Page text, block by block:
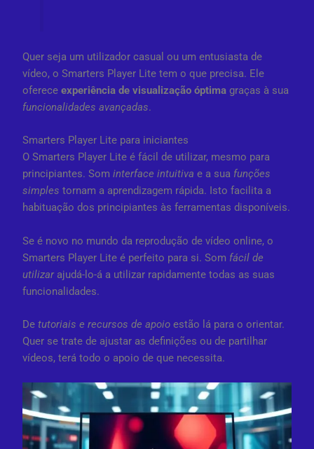
Quer seja um utilizador casual ou um entusiasta de
vídeo, o Smarters Player Lite tem o que precisa. Ele
ofereceexperiência de visualização óptima graças à sua
funcionalidades avançadas.
Smarters Player Lite para iniciantes
O Smarters Player Lite é fácil de utilizar, mesmo para
principiantes. Sominterface intuitiva e a sua funções
simples tornam a aprendizagem rápida. Isto facilita a
habituação dos principiantes às ferramentas disponíveis.
Se é novo no mundo da reprodução de vídeo online, o
Smarters Player Lite é perfeito para si. Som fácil de
utilizar ajudá-lo-á a utilizar rapidamente todas as suas
funcionalidades.
Detutoriais e recursos de apoio estão lá para o orientar.
Quer se trate de ajustar as definições ou de partilhar
vídeos, terá todo o apoio de que necessita.